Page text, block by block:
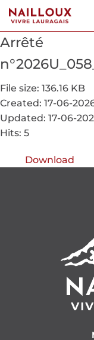
Arrêté
File size: 136.16 KB
Created: 17-06-
Updated: 17-06-
Hits: 5
Download